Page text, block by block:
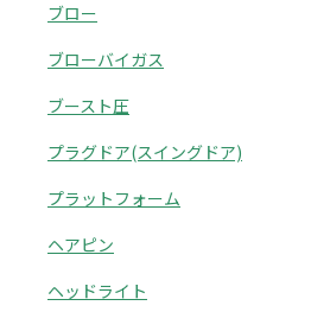
ブロー
ブローバイガス
ブースト圧
プラグドア(スイングドア)
プラットフォーム
ヘアピン
ヘッドライト